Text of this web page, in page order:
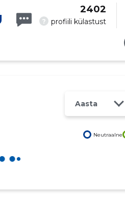
? profiili külastust
2402
Aasta
Neutraalne